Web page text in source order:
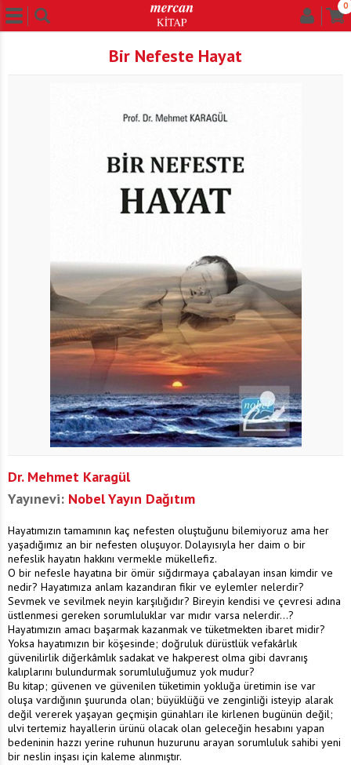
0
Bir Nefeste Hayat
Dr. Mehmet Karagül
Yayınevi: Nobel Yayın Dağıtım
Hayatımızın tamamının kaç nefesten oluştuğunu bilemiyoruz ama her
yaşadığımız an bir nefesten oluşuyor. Dolayısıyla her daim o bir
nefeslik hayatın hakkını vermekle mükellefiz.
O bir nefesle hayatına bir ömür sığdırmaya çabalayan insan kimdir ve
nedir? Hayatımıza anlam kazandıran fikir ve eylemler nelerdir?
Sevmek ve sevilmek neyin karşılığıdır? Bireyin kendisi ve çevresi adına
üstlenmesi gereken sorumluluklar var mıdır varsa nelerdir...?
Hayatımızın amacı başarmak kazanmak ve tüketmekten ibaret midir?
Yoksa hayatımızın bir köşesinde; doğruluk dürüstlük vefakârlık
güvenilirlik diğerkâmlık sadakat ve hakperest olma gibi davranış
kalıplarını bulundurmak sorumluluğumuz yok mudur?
Bu kitap; güvenen ve güvenilen tüketimin yokluğa üretimin ise var
oluşa vardığının şuurunda olan; büyüklüğü ve zenginliği isteyip alarak
değil vererek yaşayan geçmişin günahları ile kirlenen bugünün değil;
ulvi tertemiz hayallerin ürünü olacak olan geleceğin hesabını yapan
bedeninin hazzı yerine ruhunun huzurunu arayan sorumluluk sahibi yeni
bir neslin inşası için kaleme alınmıştır.